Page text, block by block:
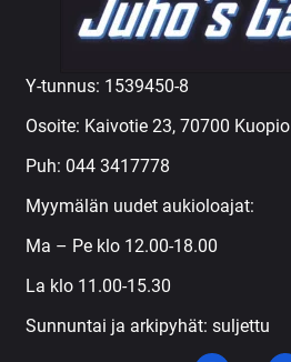
Y-tunnus: 1539450-8
Osoite: Kaivotie 23, 70700 Kuopio
Puh: 044 3417778
Myymälän uudet aukioloajat:
Ma – Pe klo 12.00-18.00
La klo 11.00-15.30
Sunnuntai ja arkipyhät: suljettu